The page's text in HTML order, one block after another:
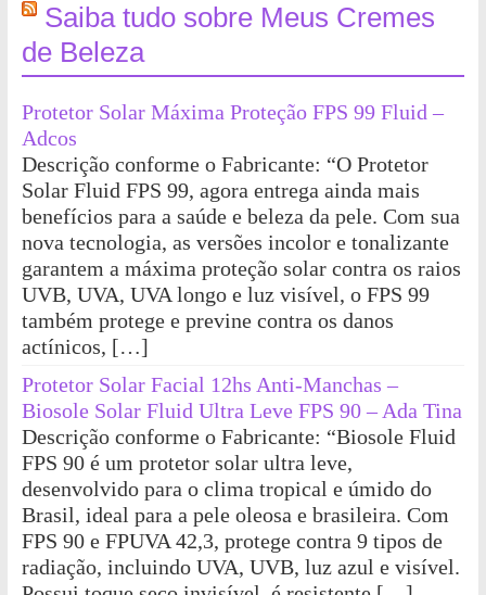
Saiba tudo sobre Meus Cremes
de Beleza
Protetor Solar Máxima Proteção FPS 99 Fluid –
Adcos
Descrição conforme o Fabricante: “O Protetor
Solar Fluid FPS 99, agora entrega ainda mais
benefícios para a saúde e beleza da pele. Com sua
nova tecnologia, as versões incolor e tonalizante
garantem a máxima proteção solar contra os raios
UVB, UVA, UVA longo e luz visível, o FPS 99
também protege e previne contra os danos
actínicos, […]
Protetor Solar Facial 12hs Anti-Manchas –
Biosole Solar Fluid Ultra Leve FPS 90 – Ada Tina
Descrição conforme o Fabricante: “Biosole Fluid
FPS 90 é um protetor solar ultra leve,
desenvolvido para o clima tropical e úmido do
Brasil, ideal para a pele oleosa e brasileira. Com
FPS 90 e FPUVA 42,3, protege contra 9 tipos de
radiação, incluindo UVA, UVB, luz azul e visível.